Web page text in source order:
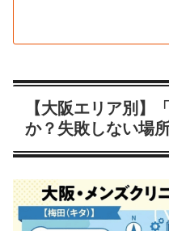
【大阪エリア別】
か？失敗しない場